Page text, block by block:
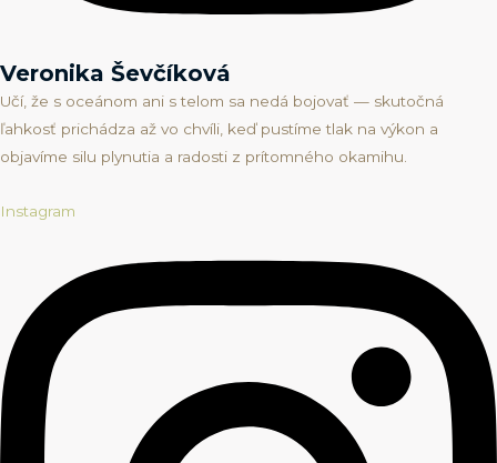
Veronika Ševčíková
Učí, že s oceánom ani s telom sa nedá bojovať — skutočná
ľahkosť prichádza až vo chvíli, keď pustíme tlak na výkon a
objavíme silu plynutia a radosti z prítomného okamihu.
Instagram